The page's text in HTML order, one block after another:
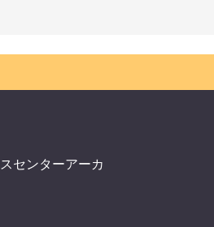
センターアーカ